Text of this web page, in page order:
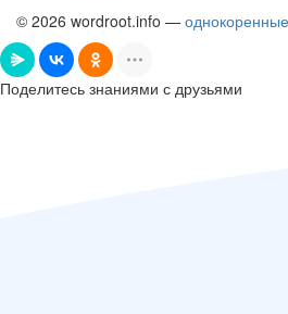
© 2026 wordroot.info —
Поделитесь знаниями с друзьями